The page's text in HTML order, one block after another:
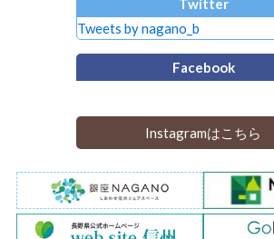
Twitter
Tweets by nagano_b
Facebook
Instagramはこちら